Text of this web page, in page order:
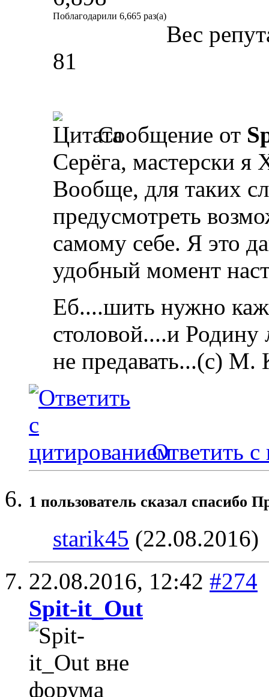
Поблагодарили 6,665 раз(а)
Вес
81
Сообщение от
Серёга, мастерски я
Вообще, для таких
предусмотреть
самому себе. Я это
удобный момент
Еб....шить нужно
столовой....и
не предавать...(с) М.
Ответить с
1 пользователь сказал cпасибо
starik45 (22.08.2016)
22.08.2016, 12:42 #274
Spit-it_Out